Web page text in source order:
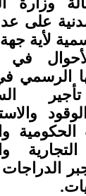
على
لأية
في
الرسمي في
الحكومية
الدراجات